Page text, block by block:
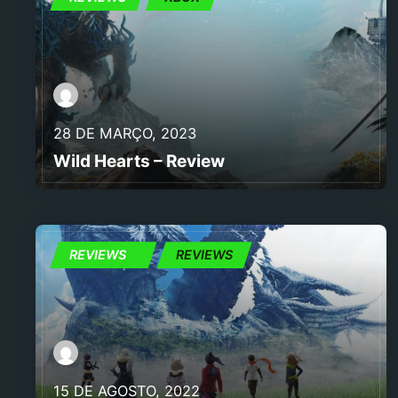
28 DE MARÇO, 2023
Wild Hearts – Review
NINTENDO REVIEWS
15 DE AGOSTO, 2022
REVIEWS